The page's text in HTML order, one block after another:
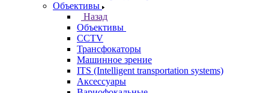
Объективы
Назад
Объективы
CCTV
Трансфокаторы
Машинное зрение
ITS (Intelligent transportation systems)
Аксессуары